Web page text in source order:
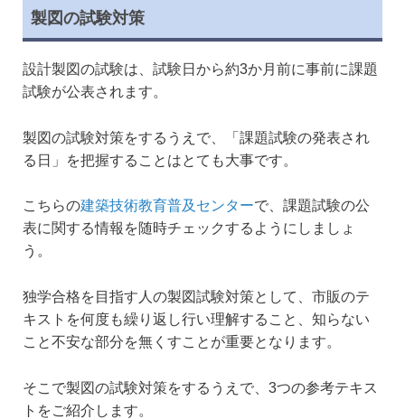
製図の試験対策
設計製図の試験は、試験日から約3か月前に事前に課題
試験が公表されます。
製図の試験対策をするうえで、「課題試験の発表され
る日」を把握することはとても大事です。
こちらの建築技術教育普及センターで、課題試験の公
表に関する情報を随時チェックするようにしましょ
う。
独学合格を目指す人の製図試験対策として、市販のテ
キストを何度も繰り返し行い理解すること、知らない
こと不安な部分を無くすことが重要となります。
そこで製図の試験対策をするうえで、3つの参考テキス
トをご紹介します。